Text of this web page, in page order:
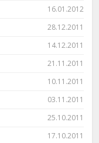
16.01.2012
28.12.2011
14.12.2011
21.11.2011
10.11.2011
03.11.2011
25.10.2011
17.10.2011